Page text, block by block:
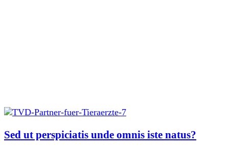
Sed ut perspiciatis unde omnis iste natus?